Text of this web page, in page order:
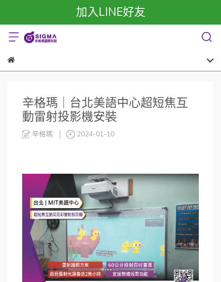
加入LINE好友
辛格瑪｜台北美語中心超短焦互
動雷射投影機安裝
辛格瑪 2024-01-10